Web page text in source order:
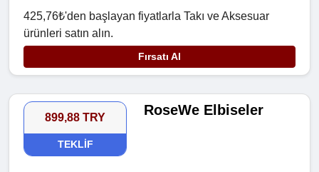
425,76₺'den başlayan fiyatlarla Takı ve Aksesuar
ürünleri satın alın.
Fırsatı Al
899,88 TRY
TEKLIF
RoseWe Elbiseler